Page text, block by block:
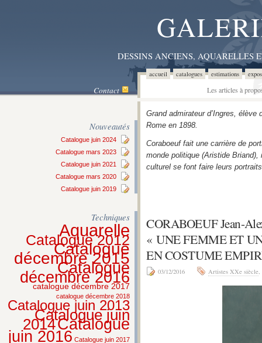
DESSINS ANCIENS,
accueil catalogues estimations
Contact Les articles à
Nouveautés
Catalogue juin 2024
Catalogue mars 2023
Catalogue juin 2021
Catalogue mars 2020
Catalogue juin 2019
Techniques
Aquarelle
Catalogue 2012
Catalogue
décembre 2015
Catalogue
décembre 2016
catalogue décembre 2017
catalogue décembre 2018
Catalogue juin 2013
Catalogue juin
2014Catalogue
juin 2016 Catalogue juin 2017
Grand admirateur d’Ingres,
Rome en 1898.
Coraboeuf fait une carrière de
monde politique (Aristide
culturel se font faire leurs
CORABOEUF Jean-
« UNE FEMME ET
EN COSTUME
03/12/2016 Artistes XXe siècle,